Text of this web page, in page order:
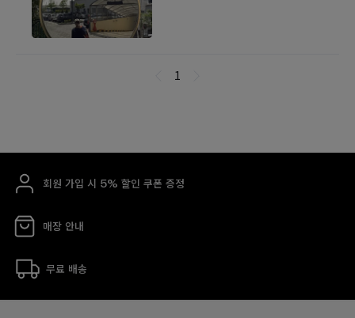
회원 가입 시 5% 할인 쿠폰 증정
매장 안내
무료 배송